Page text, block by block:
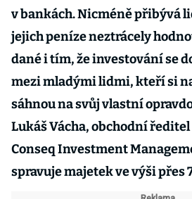
v bankách. Nicméně přibývá
jejich peníze neztrácely
dané i tím, že investování se
mezi mladými lidmi, kteří si
sáhnou na svůj vlastní
Lukáš Vácha, obchodní
Conseq Investment
spravuje majetek ve výši přes